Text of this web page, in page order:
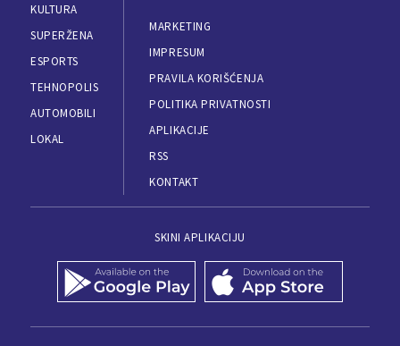
KULTURA
SUPERŽENA
ESPORTS
TEHNOPOLIS
AUTOMOBILI
LOKAL
MARKETING
IMPRESUM
PRAVILA KORIŠĆENJA
POLITIKA PRIVATNOSTI
APLIKACIJE
RSS
KONTAKT
SKINI APLIKACIJU